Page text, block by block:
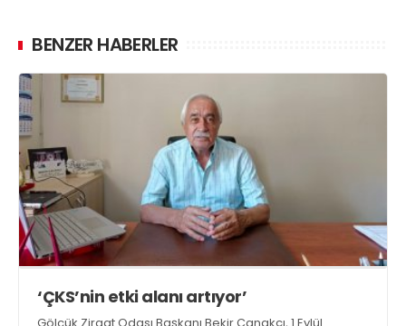
BENZER HABERLER
‘ÇKS’nin etki alanı artıyor’